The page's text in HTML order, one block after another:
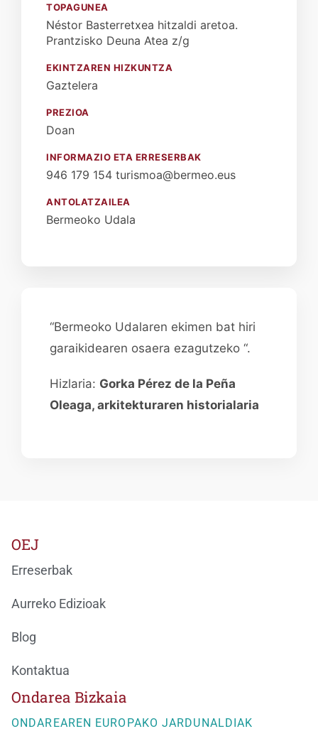
“Bermeoko Udalaren ekimen bat hiri
garaikidearen osaera ezagutzeko “.
Hizlaria: Gorka Pérez de la Peña
Oleaga, arkitekturaren historialaria
TOPAGUNEA
Néstor Basterretxea hitzaldi aretoa.
Prantzisko Deuna Atea z/g
EKINTZAREN HIZKUNTZA
Gaztelera
PREZIOA
Doan
INFORMAZIO ETA ERRESERBAK
946 179 154 turismoa@bermeo.eus
ANTOLATZAILEA
Bermeoko Udala
Ondarea Bizkaia
ONDAREAREN EUROPAKO JARDUNALDIAK
OEJ
Erreserbak
Aurreko Edizioak
Blog
Kontaktua